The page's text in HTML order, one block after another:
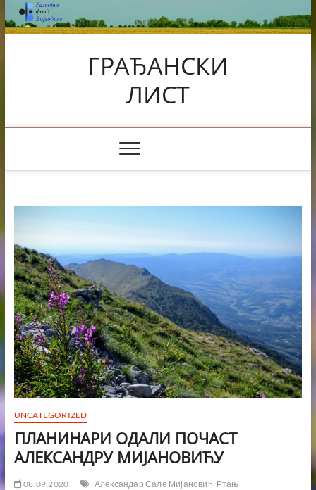
Skip
to
content
ГРАЂАНСКИ
ЛИСТ
UNCATEGORIZED
ПЛАНИНАРИ ОДАЛИ ПОЧАСТ
АЛЕКСАНДРУ МИЈАНОВИЋУ
08.09.2020 Александар Сале Мијановић Ртањ